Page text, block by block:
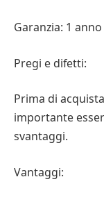
Garanzia: 1 anno
Pregi e difetti:
Prima di
importante
svantaggi.
Vantaggi: